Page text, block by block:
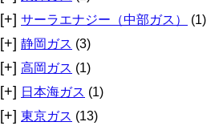
[+] サーラエナジー（中部ガス） (1)
[+] 静岡ガス (3)
[+] 高岡ガス (1)
[+] 日本海ガス (1)
[+] 東京ガス (13)